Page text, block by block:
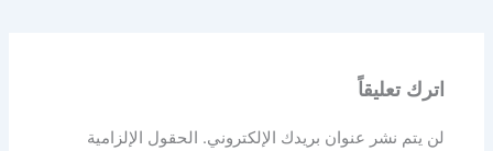
اترك تعليقاً
لن يتم نشر عنوان بريدك الإلكتروني.
الحقول الإلزامية